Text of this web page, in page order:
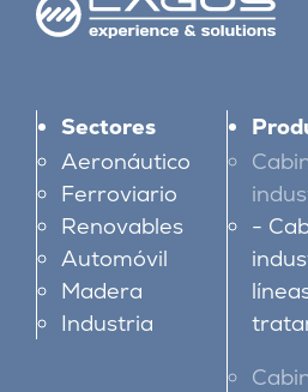
Sectores
Aeronáutico
Ferroviario
Renovables
Automóvil
Madera
Industria